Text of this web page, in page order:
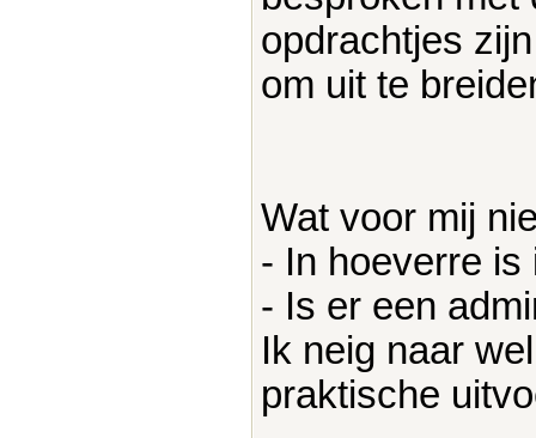
opdrachtjes
om uit te
Wat voor mij
- In hoeverre
- Is er een
Ik neig naar
praktische